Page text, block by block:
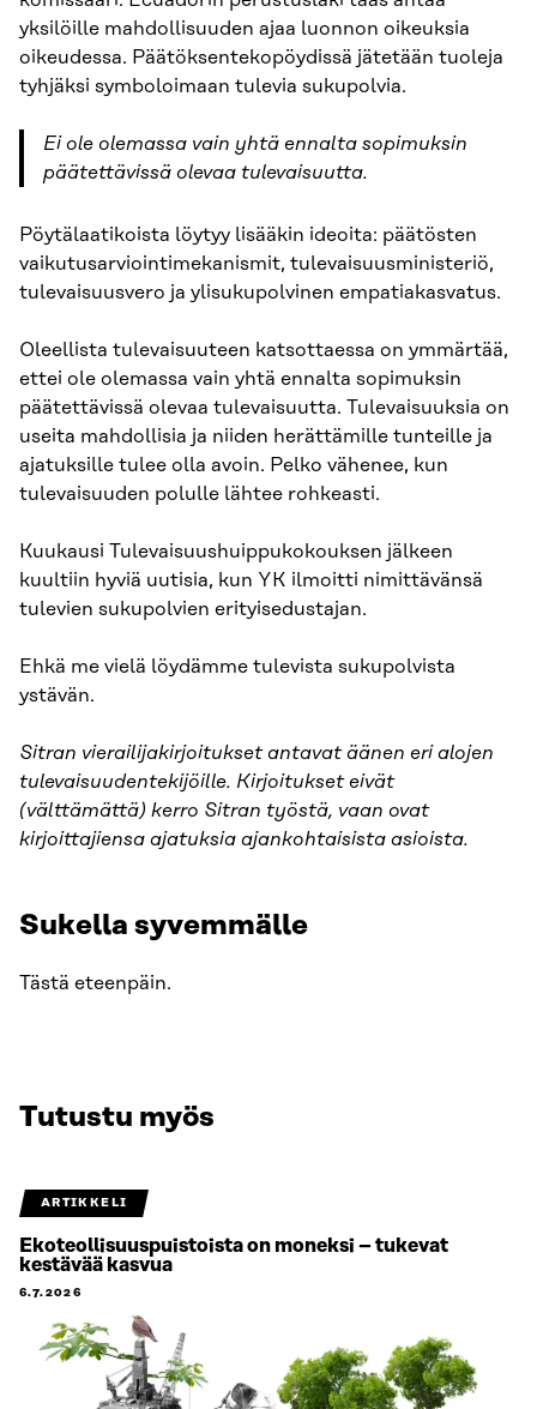
yksilöille mahdollisuuden ajaa luonnon oikeuksia
oikeudessa. Päätöksentekopöydissä jätetään tuoleja
tyhjäksi symboloimaan tulevia sukupolvia.
Ei ole olemassa vain yhtä ennalta sopimuksin
päätettävissä olevaa tulevaisuutta.
Pöytälaatikoista löytyy lisääkin ideoita: päätösten
vaikutusarviointimekanismit, tulevaisuusministeriö,
tulevaisuusvero ja ylisukupolvinen empatiakasvatus.
Oleellista tulevaisuuteen katsottaessa on ymmärtää,
ettei ole olemassa vain yhtä ennalta sopimuksin
päätettävissä olevaa tulevaisuutta. Tulevaisuuksia on
useita mahdollisia ja niiden herättämille tunteille ja
ajatuksille tulee olla avoin. Pelko vähenee, kun
tulevaisuuden polulle lähtee rohkeasti.
Kuukausi Tulevaisuushuippukokouksen jälkeen
kuultiin hyviä uutisia, kun YK ilmoitti nimittävänsä
tulevien sukupolvien erityisedustajan.
Ehkä me vielä löydämme tulevista sukupolvista
ystävän.
Sitran vierailijakirjoitukset antavat äänen eri alojen
tulevaisuudentekijöille. Kirjoitukset eivät
(välttämättä) kerro Sitran työstä, vaan ovat
kirjoittajiensa ajatuksia ajankohtaisista asioista.
Sukella syvemmälle
Tästä eteenpäin.
Tutustu myös
ARTIKKELI
Ekoteollisuuspuistoista on moneksi – tukevat
kestävää kasvua
6.7.2026